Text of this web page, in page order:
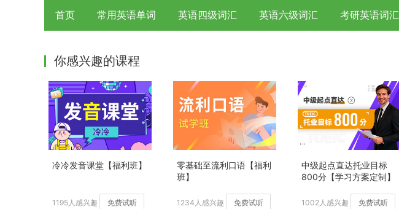
首页 常用英语单词 英语四级词汇 英语六级词汇 考研英语词汇
你感兴趣的课程
冷冷发音课堂【福利班】
1195人感兴趣 免费试听
零基础至流利口语【福利
班】
1234人感兴趣 免费试听
中级起点直达托业目标
800分【学习方案定制】
1002人感兴趣 免费试听